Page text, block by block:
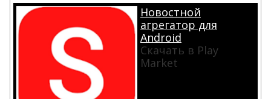
Новостной
агрегатор для
Android
Скачать в Play
Market